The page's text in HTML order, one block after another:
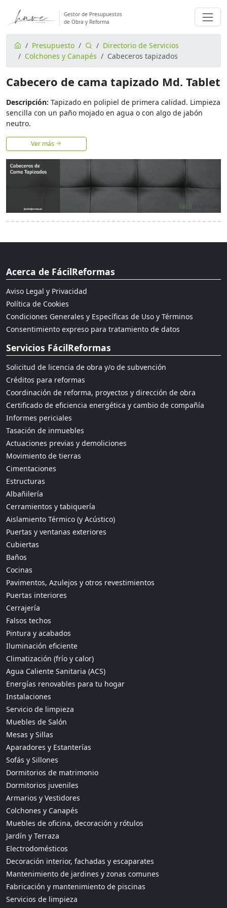
Gestor de Presupuestos
de Obra y Reforma
Presupuesto
Directorio de Servicios
Colchones y Canapés
Cabeceros tapizados
Cabecero de cama tapizado Md. Tablet
Descripción: Tapizado en polipiel de primera calidad. Limpieza
sencilla con un paño mojado en agua o con algo de jabón
neutro.
Ver más
Acerca de FácilReformas
Aviso Legal y Privacidad
Política de Cookies
Condiciones Generales y Específicas de Uso y Términos
Consentimiento expreso para tratamiento de datos
Servicios FácilReformas
Solicitud de licencia de obra y/o de subvención
Créditos para reformas
Coordinación de reforma, proyectos y dirección de obra
Certificado de eficiencia energética y cambio de compañía
Informes periciales
Tasación de inmuebles
Actuaciones previas y demoliciones
Movimiento de tierras
Cimentaciones
Estructuras
Albañilería
Cerramientos y tabiquería
Aislamiento Térmico (y Acústico)
Puertas y ventanas exteriores
Cubiertas
Baños
Cocinas
Pavimentos, Azulejos y otros revestimientos
Puertas interiores
Cerrajería
Falsos techos
Pintura y acabados
Iluminación eficiente
Climatización (frío y calor)
Agua Caliente Sanitaria (ACS)
Energías renovables para tu hogar
Instalaciones
Servicio de limpieza
Muebles de Salón
Mesas y Sillas
Aparadores y Estanterías
Sofás y Sillones
Dormitorios de matrimonio
Dormitorios juveniles
Armarios y Vestidores
Colchones y Canapés
Muebles de oficina, decoración y rótulos
Jardín y Terraza
Electrodomésticos
Decoración interior, fachadas y escaparates
Mantenimiento de jardines y zonas comunes
Fabricación y mantenimiento de piscinas
Servicios de limpieza